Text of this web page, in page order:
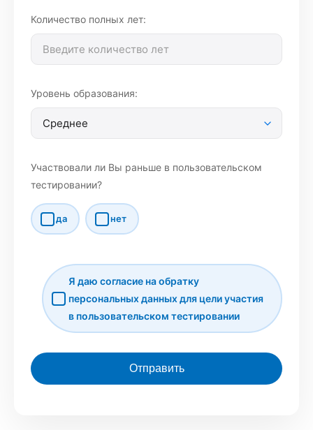
Количество полных лет:
Уровень образования:
Участвовали ли Вы раньше в пользовательском
тестировании?
да нет
Я даю согласие на обратку
персональных данных для цели участия
в пользовательском тестировании